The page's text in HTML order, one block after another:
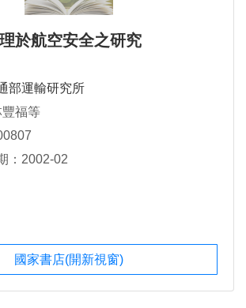
於航空安全之研究
部運輸研究所
福等
：2002-02
國家書店(開新視窗)